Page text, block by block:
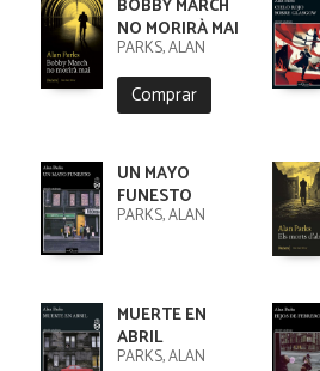
BOBBY MARCH
NO MORIRÀ MAI
PARKS, ALAN
Comprar
UN MAYO
FUNESTO
PARKS, ALAN
MUERTE EN
ABRIL
PARKS, ALAN